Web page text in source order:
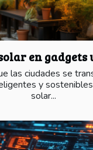
en gadgets
las ciudades se
y
solar...